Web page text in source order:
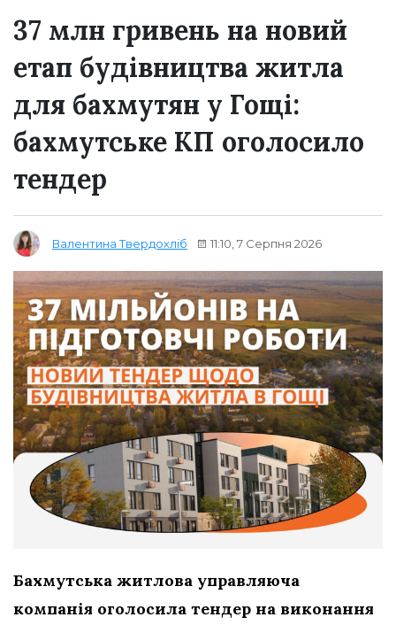
37 млн гривень на новий
етап будівництва житла
для бахмутян у Гощі:
бахмутське КП оголосило
тендер
Валентина Твердохліб 11:10, 7 Серпня 2026
Бахмутська житлова управляюча
компанія оголосила тендер на виконання